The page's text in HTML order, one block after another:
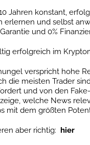
Jahren konstant,
erlernen und selbst
und 0%
erfolgreich im
verspricht hohe
die meisten Trader
und von den
welche News
mit dem größten
aber richtig: hier